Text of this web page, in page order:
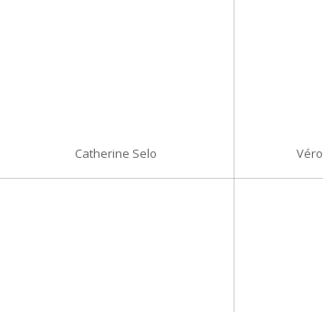
Catherine Selo